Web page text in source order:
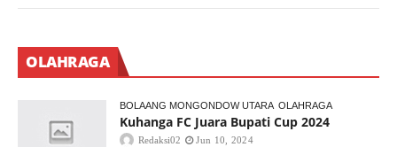
OLAHRAGA
BOLAANG MONGONDOW UTARA OLAHRAGA
Kuhanga FC Juara Bupati Cup 2024
Redaksi02 Jun 10, 2024